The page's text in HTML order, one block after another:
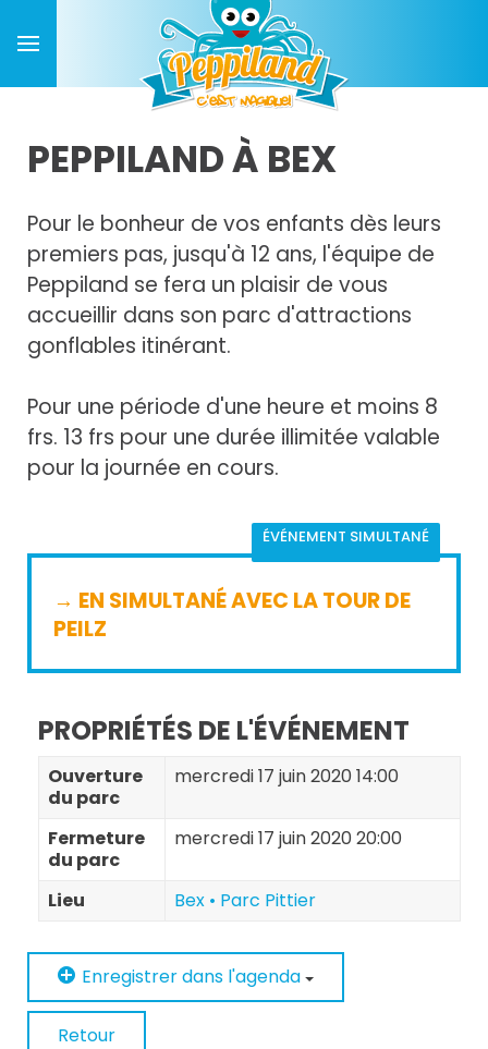
PEPPILAND À BEX
Pour le bonheur de vos enfants dès leurs
premiers pas, jusqu'à 12 ans, l'équipe de
Peppiland se fera un plaisir de vous
accueillir dans son parc d'attractions
gonflables itinérant.
Pour une période d'une heure et moins 8
frs. 13 frs pour une durée illimitée valable
pour la journée en cours.
ÉVÉNEMENT SIMULTANÉ
→ EN SIMULTANÉ AVEC LA TOUR DE
PEILZ
PROPRIÉTÉS DE L'ÉVÉNEMENT
Ouverture
du parc
mercredi 17 juin 2020 14:00
Fermeture
du parc
mercredi 17 juin 2020 20:00
Lieu Bex • Parc Pittier
Enregistrer dans l'agenda
Retour